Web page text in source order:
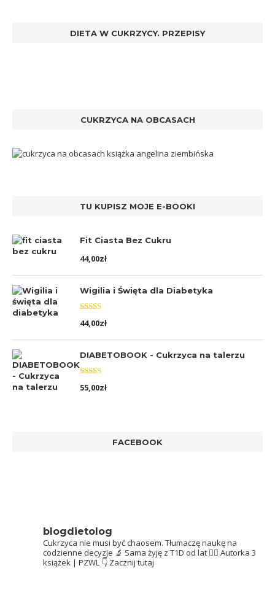
DIETA W CUKRZYCY. PRZEPISY
CUKRZYCA NA OBCASACH
TU KUPISZ MOJE E-BOOKI
Fit Ciasta Bez Cukru
44,00zł
Wigilia i Święta dla Diabetyka
Oceniono
5.00na 5
44,00zł
DIABETOBOOK - Cukrzyca na talerzu
Oceniono
5.00na 5
55,00zł
FACEBOOK
blogdietolog
Cukrzyca nie musi być chaosem. Tłumaczę naukę na
codzienne decyzje 🔬 Sama żyję z T1D od lat 👩‍⚕️ Autorka 3
książek | PZWL 👇 Zacznij tutaj